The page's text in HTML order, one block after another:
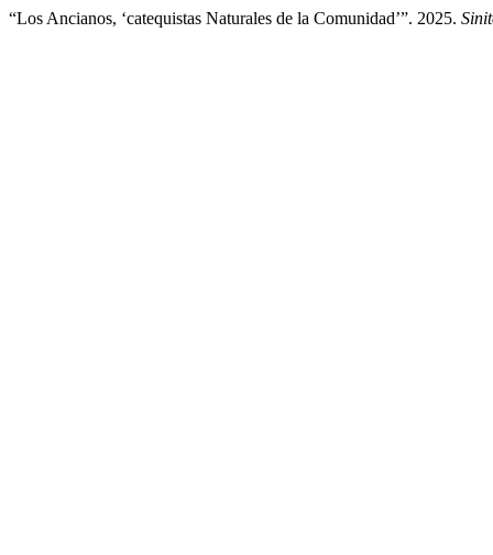
“Los Ancianos, ‘catequistas Naturales de la Comunidad’”. 2025.